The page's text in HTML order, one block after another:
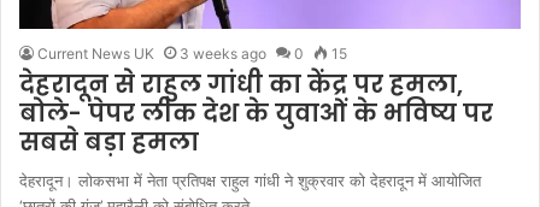
Current News UK 3 weeks ago 0 15
देहरादून से राहुल गांधी का केंद्र पर हमला,
बोले- पेपर लीक देश के युवाओं के भविष्य पर
सबसे बड़ा हमला
देहरादून। लोकसभा में नेता प्रतिपक्ष राहुल गांधी ने शुक्रवार को देहरादून में आयोजित